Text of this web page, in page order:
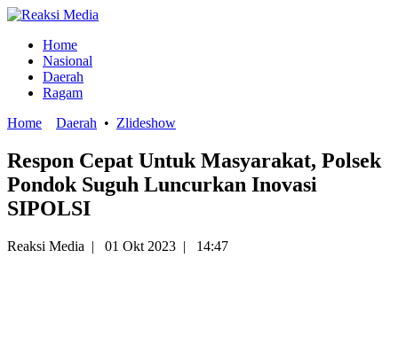
Home
Nasional
Daerah
Ragam
Home
Daerah • Zlideshow
Respon Cepat Untuk Masyarakat, Polsek
Pondok Suguh Luncurkan Inovasi
SIPOLSI
Reaksi Media | 01 Okt 2023 | 14:47